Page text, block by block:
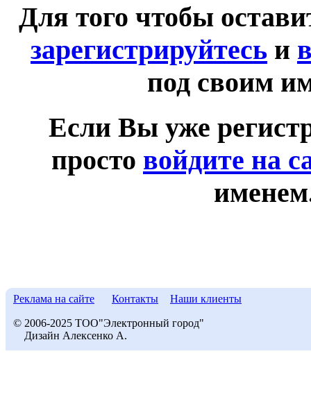
Для того чтобы
зарегистрируйтесь и
под своим
Если Вы уже
просто войдите на
Реклама на сайте Контакты Наши клиенты
© 2006-2025 ТОО"Электронный город"
Дизайн Алексенко А.